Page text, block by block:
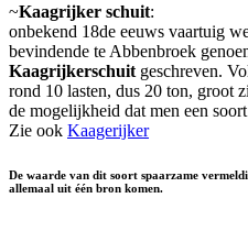
~Kaagrijker schuit:
onbekend 18de eeuws vaartuig
bevindende te Abbenbroek
Kaagrijkerschuit geschreven.
rond 10 lasten, dus 20 ton, groot
de mogelijkheid dat men een soort
Zie ook Kaagerijker
De waarde van dit soort spaarzame
allemaal uit één bron komen.